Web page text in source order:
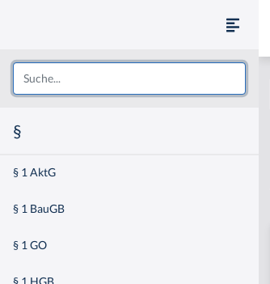
§
§ 1 AktG
§ 1 BauGB
§ 1 GO
§ 1 HGB